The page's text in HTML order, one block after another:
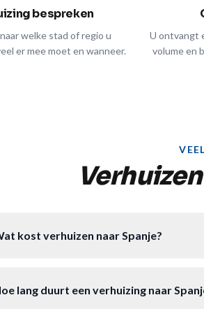
bespreken
welke stad of regio u
er mee moet en wanneer.
U ontvangt
volume en
kost verhuizen naar Spanje?
lang duurt een verhuizing naar